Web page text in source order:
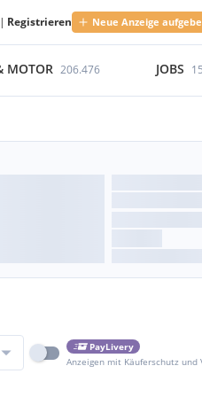
| Registrieren Neue Anzeige
MOTOR 206.476 JOBS
PayLivery
Anzeigen mit Käuferschutz und